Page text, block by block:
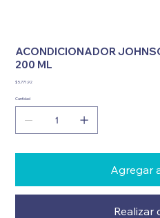
ACONDICIONADOR
200 ML
Precio
$ 5.771,92
Cantidad
Agregar
Realizar